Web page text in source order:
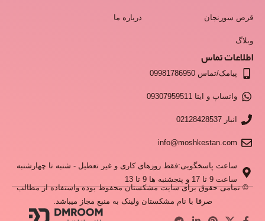
قرص سورنجان
وبلاگ
درباره ما
اطلاعات تماس
پیامک/تماس 09981786950
واتساپ و ایتا 09307959511
انبار 02128428537
info@moshkestan.com
ساعت پاسخگویی:فقط روزهای کاری و غیر تعطیل - شنبه تا چهارشنبه
ساعت 9 تا 17 و پنجشنبه ها 9 تا 13
© تمامی حقوق برای سایت مشکستان محفوظ بوده واستفاده از مطالب
صرفا با نام مشکستان ولینک به منبع مجاز میباشد.